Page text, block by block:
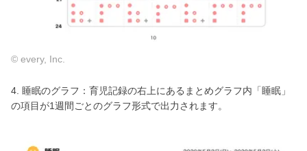
© every, Inc.
4. 睡眠のグラフ：育児記録の右上にあるまとめグラフ内「睡眠」
の項目が1週間ごとのグラフ形式で出力されます。